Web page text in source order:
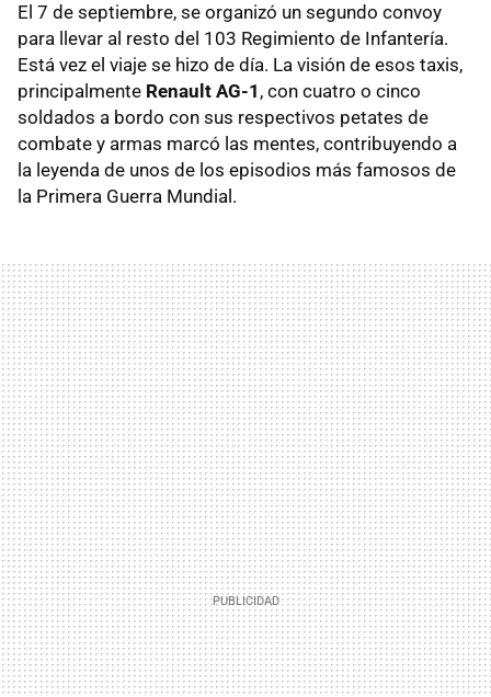
El 7 de septiembre, se organizó un segundo convoy
para llevar al resto del 103 Regimiento de Infantería.
Está vez el viaje se hizo de día. La visión de esos taxis,
principalmente Renault AG-1 , con cuatro o cinco
soldados a bordo con sus respectivos petates de
combate y armas marcó las mentes, contribuyendo a
la leyenda de unos de los episodios más famosos de
la Primera Guerra Mundial.